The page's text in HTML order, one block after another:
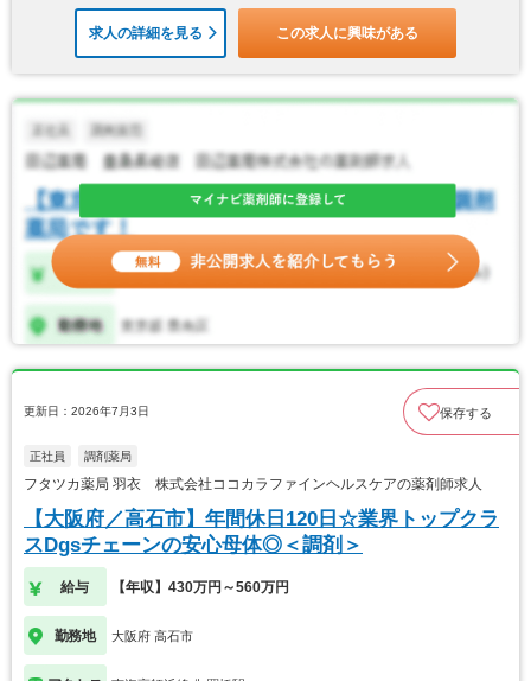
求人の詳細を見る この求人に興味がある
更新日：2026年7月3日 保存する
正社員 調剤薬局
フタツカ薬局 羽衣 株式会社ココカラファインヘルスケアの薬剤師求人
【大阪府／高石市】年間休日120日☆業界トップクラ
スDgsチェーンの安心母体◎＜調剤＞
給与 【年収】430万円～560万円
勤務地 大阪府 高石市